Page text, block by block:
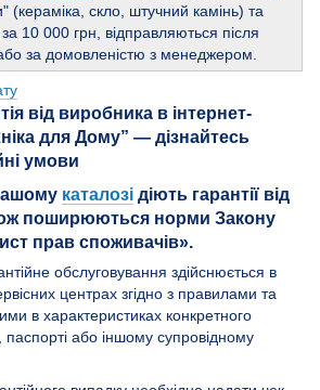
(кераміка, скло, штучний камінь) та
10 000 грн, відправляються після
за домовленістю з менеджером.
каталозі діють гарантії від
поширюються норми Закону
прав споживачів».
обслуговування здійснюється в
центрах згідно з правилами та
в характеристиках конкретного
паспорті або іншому супровідному